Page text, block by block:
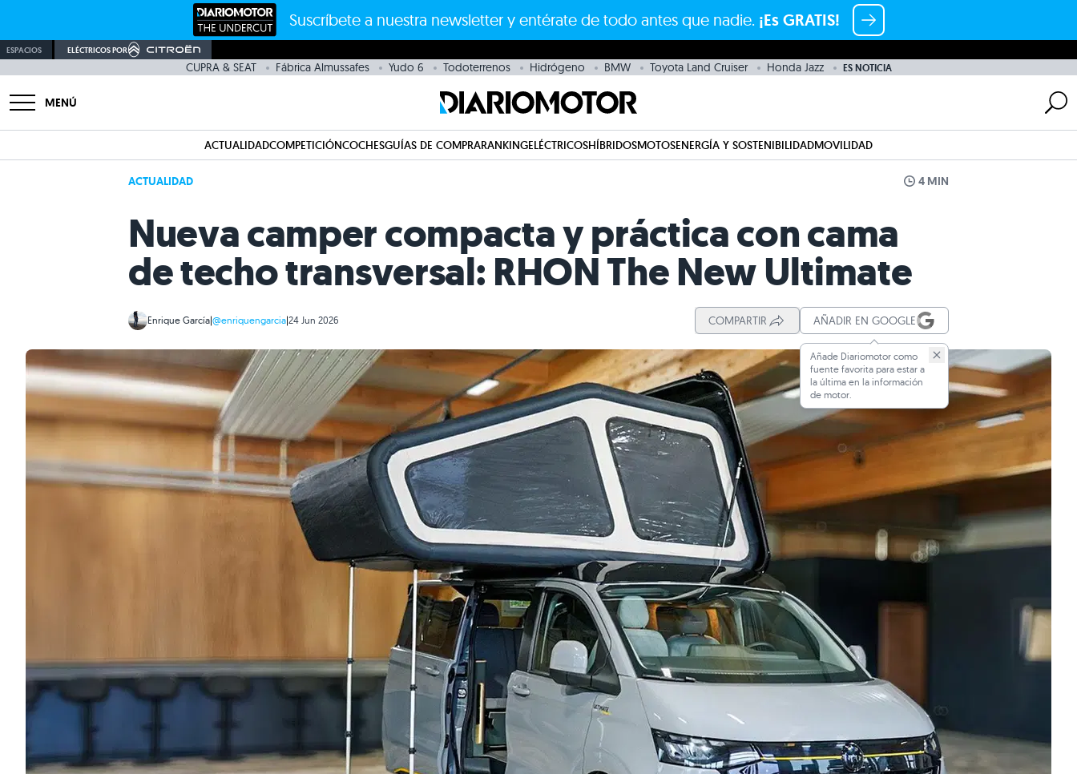
Suscríbete a nuestra newsletter y entérate de todo antes que nadie. ¡Es GRATIS!
ESPACIOS ELÉCTRICOS POR
CUPRA & SEAT Fábrica Almussafes Yudo 6 Todoterrenos Hidrógeno BMW Toyota Land Cruiser Honda Jazz ES NOTICIA
MENÚ
ACTUALIDADCOMPETICIÓNCOCHESGUÍAS DE COMPRARANKINGELÉCTRICOSHÍBRIDOSMOTOSENERGÍA Y SOSTENIBILIDADMOVILIDAD
ACTUALIDAD 4 MIN
Nueva camper compacta y práctica con cama
de techo transversal: RHON The New Ultimate
Enrique García|@enriquengarcia|24 Jun 2026 COMPARTIR AÑADIR EN GOOGLE
Añade Diariomotor como
fuente favorita para estar a
la última en la información
de motor.